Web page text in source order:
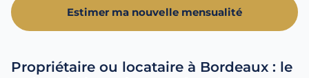
Estimer ma nouvelle mensualité
Propriétaire ou locataire à Bordeaux : le